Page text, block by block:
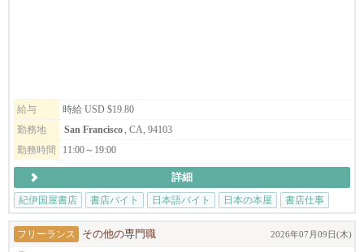
給与
時給 USD $19.80
勤務地
San Francisco , CA, 94103
勤務時間
11:00～19:00
詳細
紀伊国屋書店
書店バイト 日本語バイト 日本の本屋 書店仕事
フリーランス その他の専門職 2026年07月09日(木)